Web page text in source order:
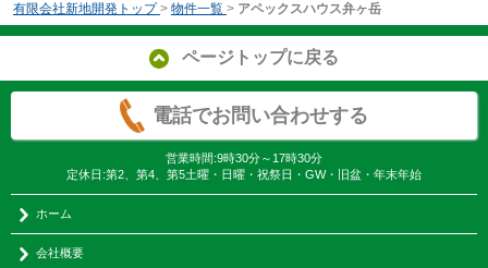
有限会社新地開発トップ > 物件一覧 > アペックスハウス弁ヶ岳
ページトップに戻る
電話でお問い合わせする
営業時間:9時30分～17時30分
定休日:第2、第4、第5土曜・日曜・祝祭日・GW・旧盆・年末年始
ホーム
会社概要